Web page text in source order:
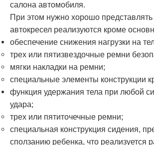
салона автомобиля.
При этом нужно хорошо представлять
автокресел реализуются кроме
обеспечение снижения нагрузки на
трех или пятизвездочные ремни
мягки накладки на ремни;
специальные элементы конструкции
функция удержания тела при любой
удара;
трех или пятиточечные ремни;
специальная конструкция сидения,
сползанию ребенка, что реализуется